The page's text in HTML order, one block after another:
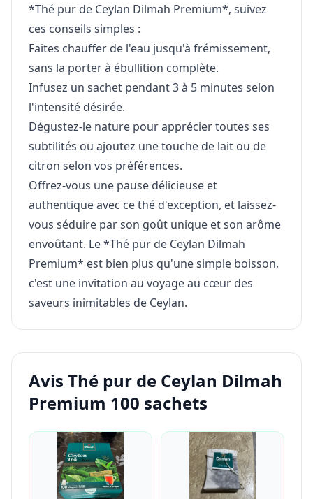
*Thé pur de Ceylan Dilmah Premium*, suivez
ces conseils simples :
Faites chauffer de l'eau jusqu'à frémissement,
sans la porter à ébullition complète.
Infusez un sachet pendant 3 à 5 minutes selon
l'intensité désirée.
Dégustez-le nature pour apprécier toutes ses
subtilités ou ajoutez une touche de lait ou de
citron selon vos préférences.
Offrez-vous une pause délicieuse et
authentique avec ce thé d'exception, et laissez-
vous séduire par son goût unique et son arôme
envoûtant. Le *Thé pur de Ceylan Dilmah
Premium* est bien plus qu'une simple boisson,
c'est une invitation au voyage au cœur des
saveurs inimitables de Ceylan.
Avis Thé pur de Ceylan Dilmah
Premium 100 sachets